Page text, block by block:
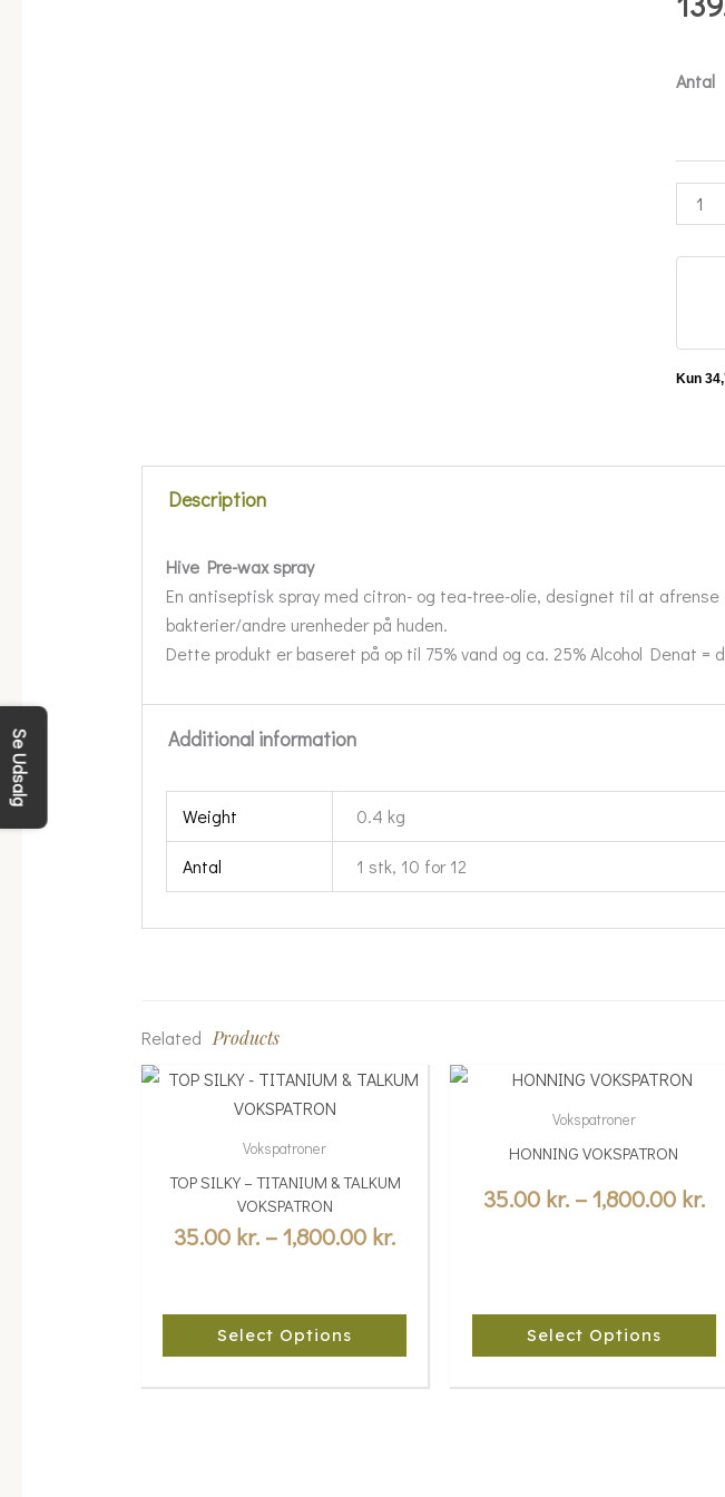
Antal
Description
Hive Pre-wax spray
En antiseptisk spray med citron- og tea-tree-olie, designet til at
bakterier/andre urenheder på huden.
Dette produkt er baseret på op til 75% vand og ca. 25% Alcohol Denat
Additional information
Weight 0.4 kg
Antal 1 stk, 10 for 12
Related Products
Vokspatroner
TOP SILKY – TITANIUM & TALKUM
VOKSPATRON
35.00 kr. –1,800.00 kr.
Price
1,800.00 kr.
Select Options
This
variants.
The
options
be
the
Vokspatroner
HONNING VOKSPATRON
35.00 kr. –1,800.00 kr.
Select Options
multiple
variants.
be
the
Se Udsalg